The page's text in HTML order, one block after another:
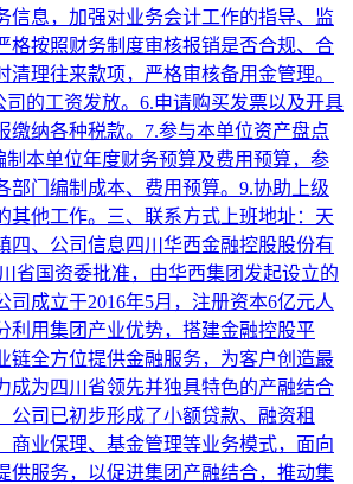
信息，加强对业务会计工作的指导、监
格按照财务制度审核报销是否合规、合
清理往来款项，严格审核备用金管理。
司的工资发放。6.申请购买发票以及开具
缴纳各种税款。7.参与本单位资产盘点
制本单位年度财务预算及费用预算，参
部门编制成本、费用预算。9.协助上级
其他工作。三、联系方式上班地址：天
四、公司信息四川华西金融控股股份有
省国资委批准，由华西集团发起设立的
司成立于2016年5月，注册资本6亿元人
利用集团产业优势，搭建金融控股平
链全方位提供金融服务，为客户创造最
成为四川省领先并独具特色的产融结合
公司已初步形成了小额贷款、融资租
商业保理、基金管理等业务模式，面向
供服务，以促进集团产融结合，推动集